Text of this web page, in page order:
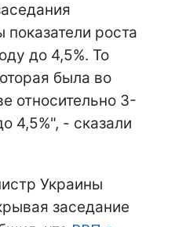
роста
до 4,5%. То
была во
относительно 3-
4,5%", - сказали
Украины
заседание